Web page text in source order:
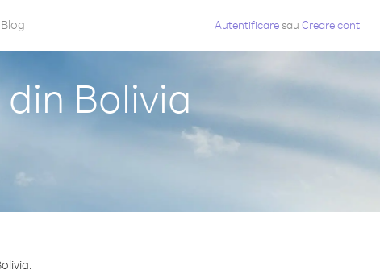
Blog Autentificaresau Creare cont
Bolivia